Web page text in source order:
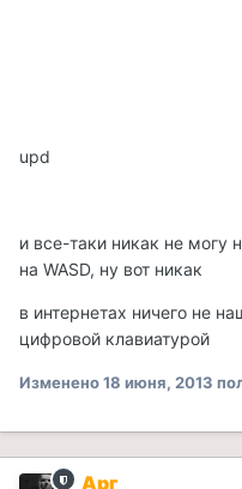
upd
и все-таки никак не могу
на WASD, ну вот никак
в интернетах ничего не
цифровой клавиатурой
Изменено18 июня, 2013
Арг